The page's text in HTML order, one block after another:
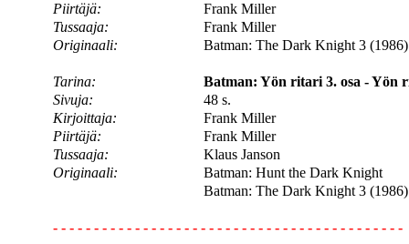
Piirtäjä:
Frank Miller
Tussaaja:
Frank Miller
Originaali:
Batman: The Dark Knight 3 (1986)
Tarina:
Batman: Yön ritari 3. osa - Yön
Sivuja:
48 s.
Kirjoittaja:
Frank Miller
Piirtäjä:
Frank Miller
Tussaaja:
Klaus Janson
Originaali:
Batman: Hunt the Dark Knight
Batman: The Dark Knight 3 (1986)
- - - - - - - - - - - - - - - - - - - - - - - - - - - - - - - - - - - - - - - - - - -